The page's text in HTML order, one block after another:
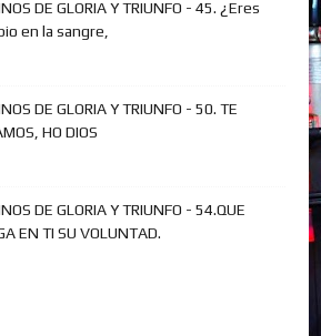
DE GLORIA Y TRIUNFO - 45. ¿Eres
en la sangre,
DE GLORIA Y TRIUNFO - 50. TE
HO DIOS
DE GLORIA Y TRIUNFO - 54.QUE
EN TI SU VOLUNTAD.